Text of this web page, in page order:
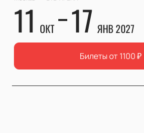
11 ОКТ 17 ЯНВ 2027
Билеты от 1100₽